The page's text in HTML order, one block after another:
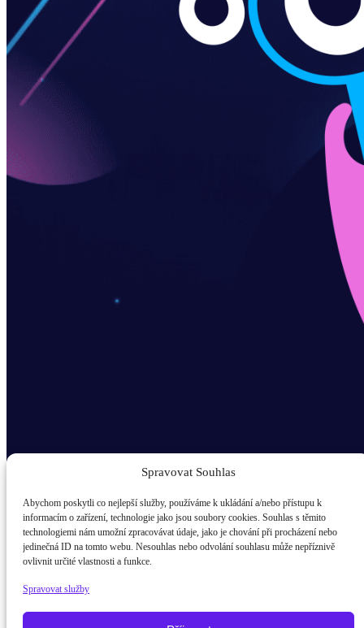
Spravovat Souhlas
Abychom poskytli co nejlepší služby, používáme k ukládání a/nebo přístupu k
informacím o zařízení, technologie jako jsou soubory cookies. Souhlas s těmito
technologiemi nám umožní zpracovávat údaje, jako je chování při procházení nebo
jedinečná ID na tomto webu. Nesouhlas nebo odvolání souhlasu může nepříznivě
ovlivnit určité vlastnosti a funkce.
Spravovat služby
Odběr novinek popup
E-mail
žák / student